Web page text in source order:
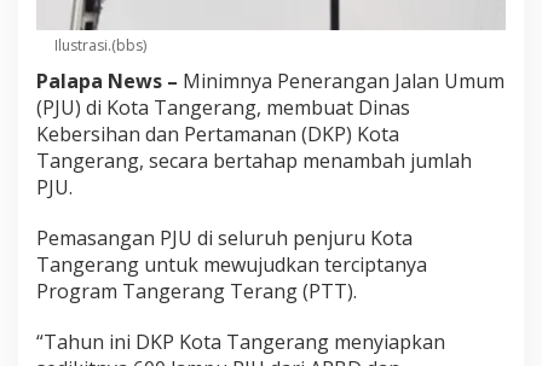
Ilustrasi.(bbs)
Palapa News – Minimnya Penerangan Jalan Umum
(PJU) di Kota Tangerang, membuat Dinas
Kebersihan dan Pertamanan (DKP) Kota
Tangerang, secara bertahap menambah jumlah
PJU.
Pemasangan PJU di seluruh penjuru Kota
Tangerang untuk mewujudkan terciptanya
Program Tangerang Terang (PTT).
“Tahun ini DKP Kota Tangerang menyiapkan